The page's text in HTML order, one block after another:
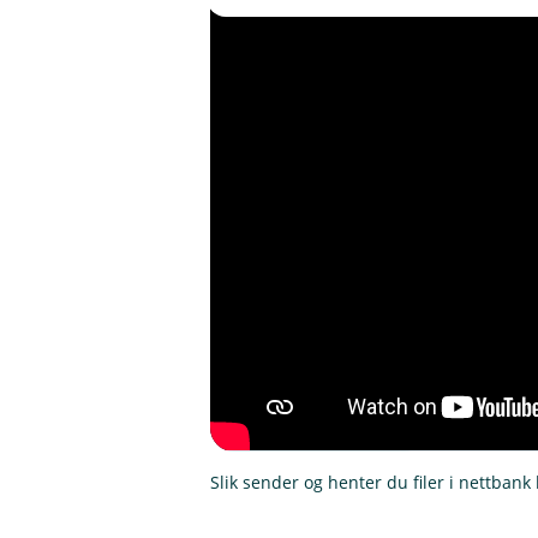
Slik sender og henter du filer i